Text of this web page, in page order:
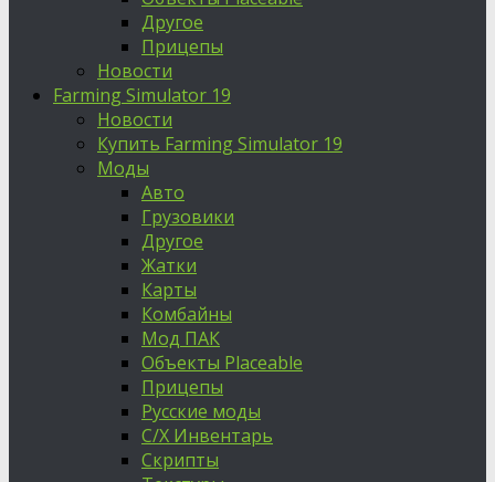
Другое
Прицепы
Новости
Farming Simulator 19
Новости
Купить Farming Simulator 19
Моды
Авто
Грузовики
Другое
Жатки
Карты
Комбайны
Мод ПАК
Объекты Placeable
Прицепы
Русские моды
С/Х Инвентарь
Скрипты